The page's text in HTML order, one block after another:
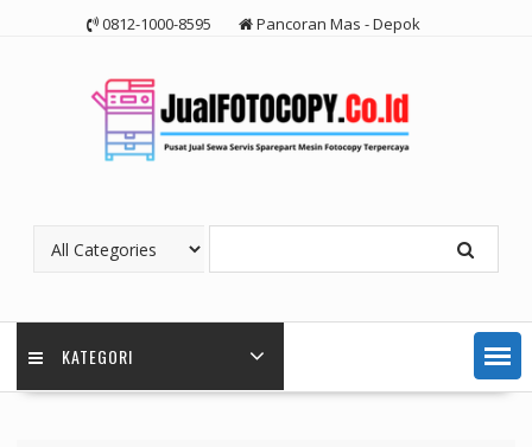
0812-1000-8595 Pancoran Mas - Depok
KATEGORI